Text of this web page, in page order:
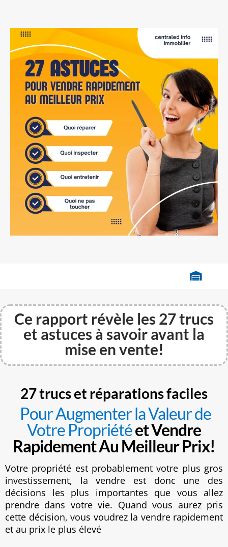
Ce rapport révèle les 27 trucs
et astuces à savoir avant la
mise en vente!
27 trucs et réparations faciles
Pour Augmenter la Valeur de
Votre Propriétéet Vendre
Rapidement Au Meilleur Prix!
Votre propriété est probablement votre plus gros
investissement, la vendre est donc une des
décisions les plus importantes que vous allez
prendre dans votre vie. Quand vous aurez pris
cette décision, vous voudrez la vendre rapidement
et au prix le plus élevé